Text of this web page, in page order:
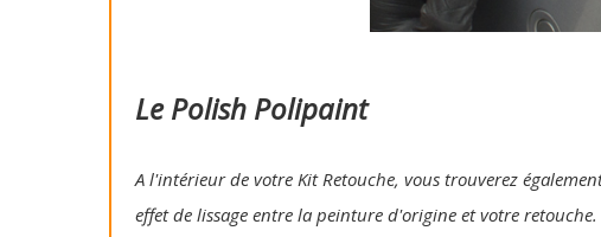
Le Polish Polipaint
A l'intérieur de votre Kit Retouche, vous trouverez
effet de lissage entre la peinture d'origine et votre